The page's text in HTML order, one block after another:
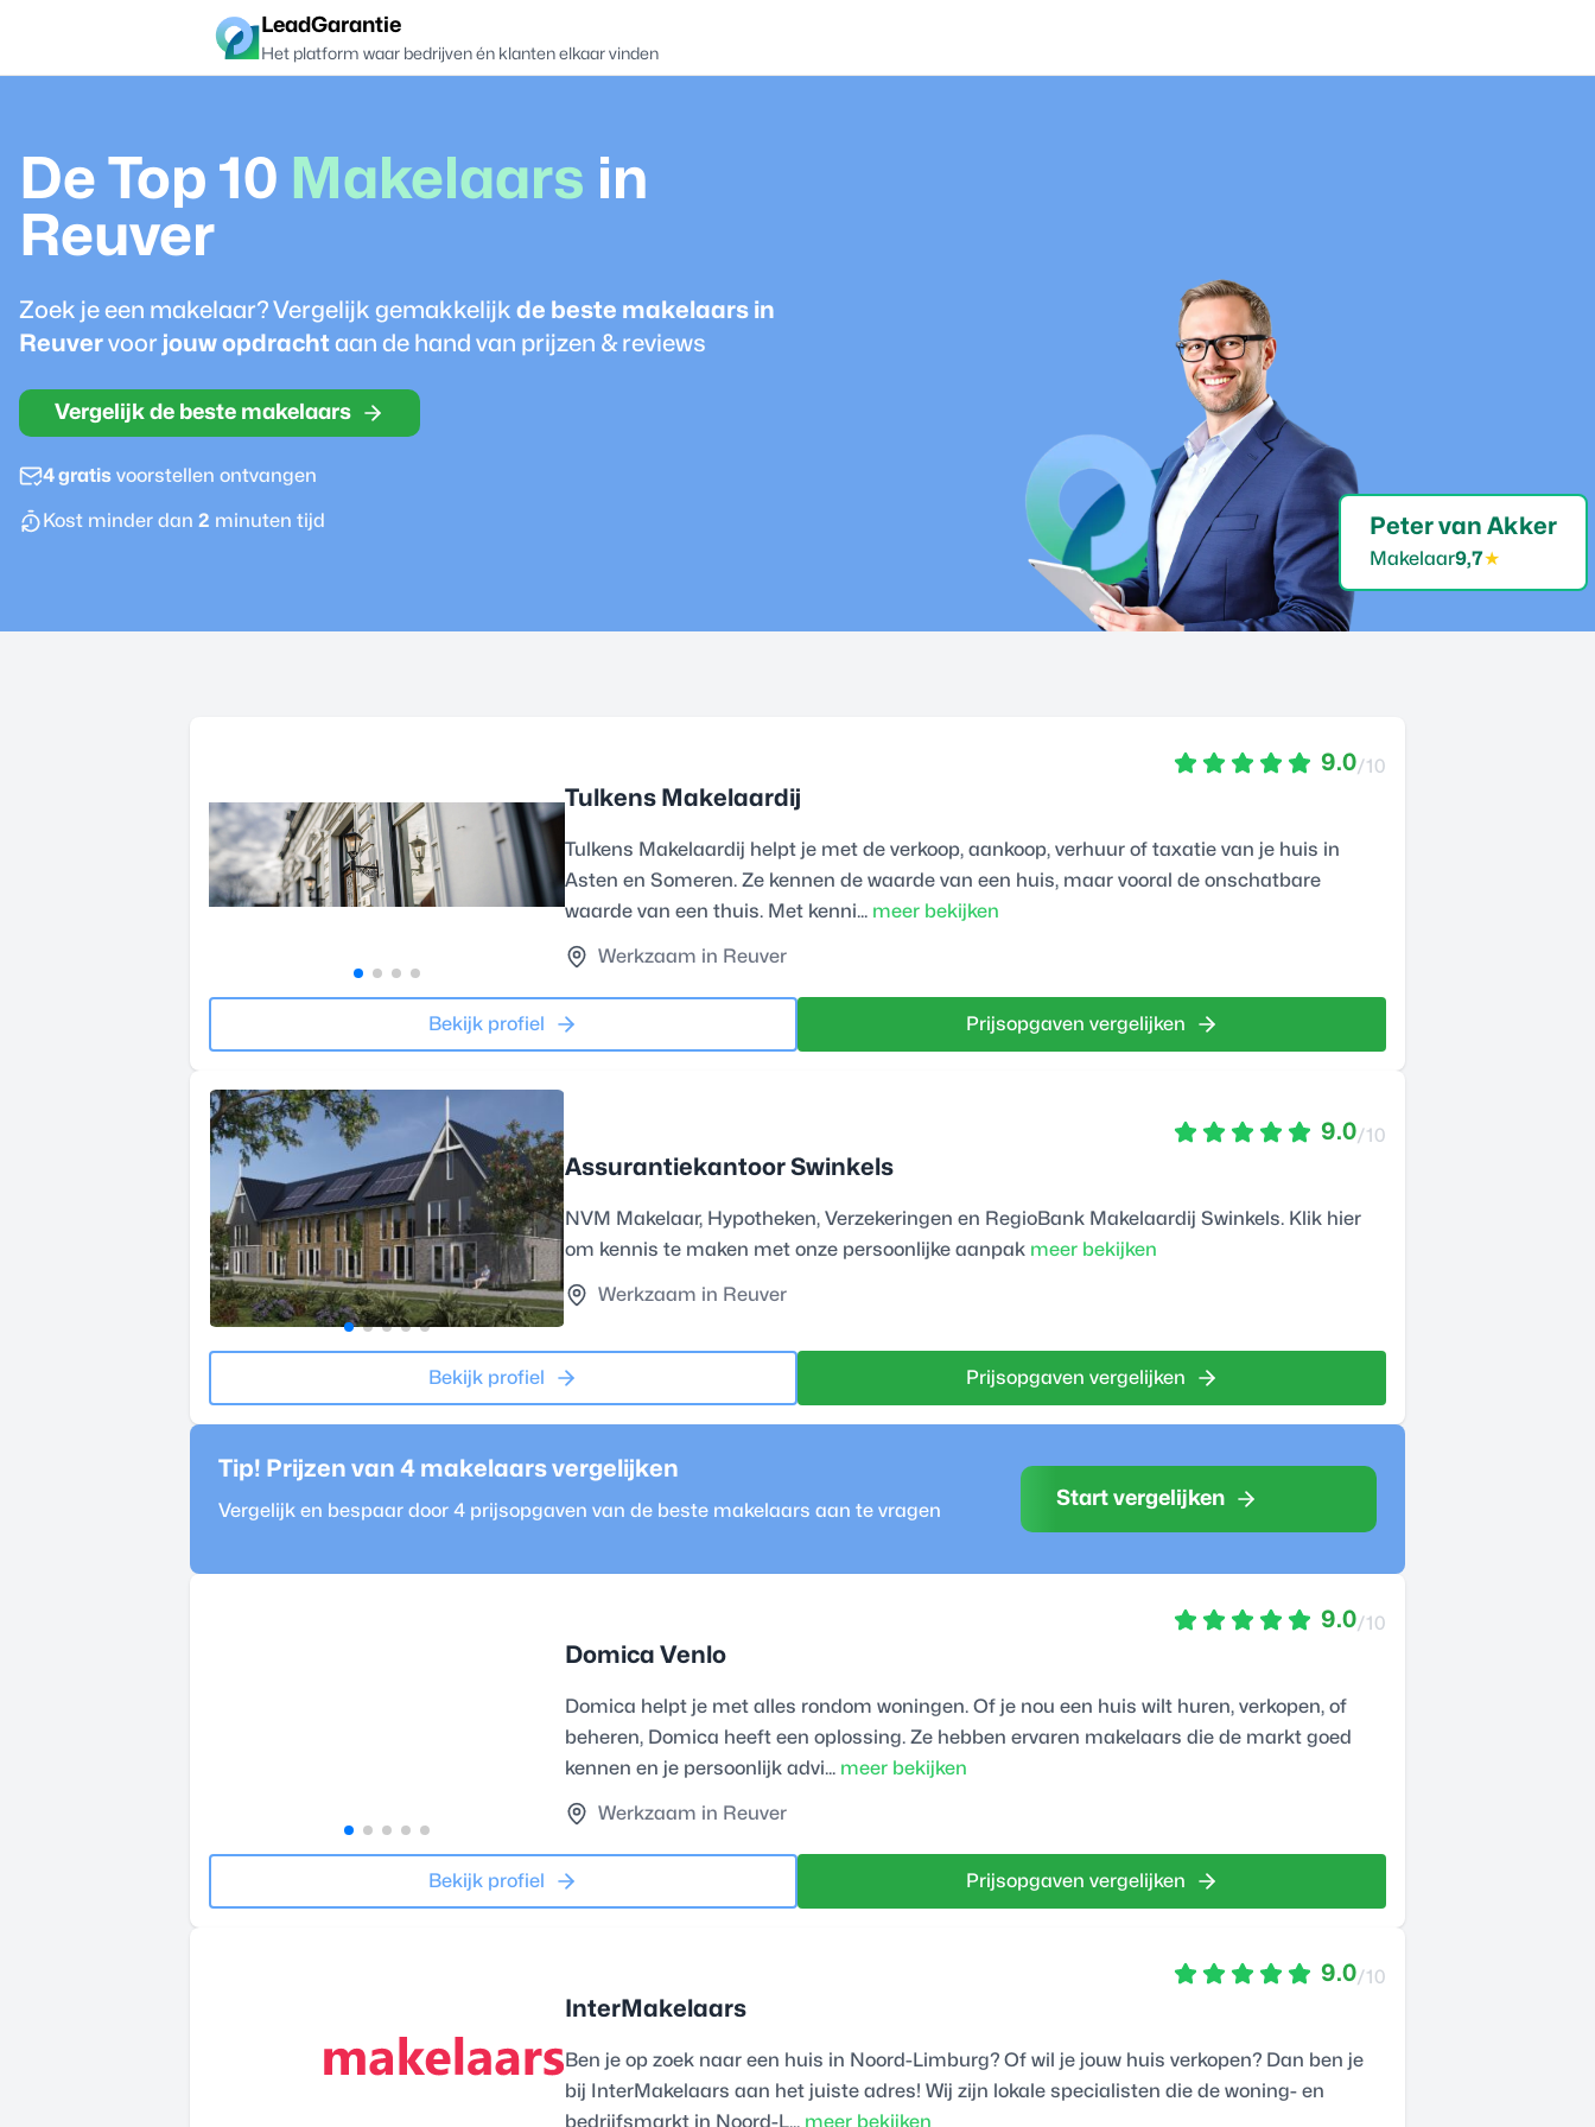
LeadGarantie
Het platform waar bedrijven én klanten elkaar vinden
De Top 10 Makelaars in
Reuver
Zoek je een makelaar? Vergelijk gemakkelijk de beste makelaars in
Reuver voor jouw opdracht aan de hand van prijzen & reviews
Vergelijk de beste makelaars
4 gratis voorstellen ontvangen
Kost minder dan 2 minuten tijd Peter van Akker
Makelaar9,7★
9.0/10
Tulkens Makelaardij
Tulkens Makelaardij helpt je met de verkoop, aankoop, verhuur of taxatie van je huis in
Asten en Someren. Ze kennen de waarde van een huis, maar vooral de onschatbare
waarde van een thuis. Met kenni... meer bekijken
Werkzaam in Reuver
Bekijk profiel Prijsopgaven vergelijken
9.0/10
Assurantiekantoor Swinkels
NVM Makelaar, Hypotheken, Verzekeringen en RegioBank Makelaardij Swinkels. Klik hier
om kennis te maken met onze persoonlijke aanpak meer bekijken
Werkzaam in Reuver
Bekijk profiel Prijsopgaven vergelijken
Tip! Prijzen van 4 makelaars vergelijken
Vergelijk en bespaar door 4 prijsopgaven van de beste makelaars aan te vragen
Start vergelijken
9.0/10
Domica Venlo
Domica helpt je met alles rondom woningen. Of je nou een huis wilt huren, verkopen, of
beheren, Domica heeft een oplossing. Ze hebben ervaren makelaars die de markt goed
kennen en je persoonlijk advi... meer bekijken
Werkzaam in Reuver
Bekijk profiel Prijsopgaven vergelijken
9.0/10
InterMakelaars
Ben je op zoek naar een huis in Noord-Limburg? Of wil je jouw huis verkopen? Dan ben je
bij InterMakelaars aan het juiste adres! Wij zijn lokale specialisten die de woning- en
bedrijfsmarkt in Noord-L... meer bekijken